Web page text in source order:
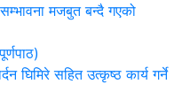
मजबुत बन्दै गएको
घिमिरे सहित उत्कृष्ठ कार्य गर्ने